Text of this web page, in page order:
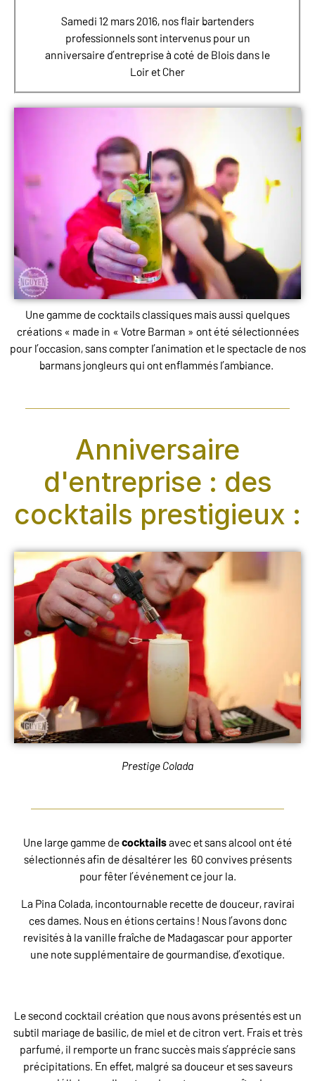
Samedi 12 mars2016, nos flair bartenders
professionnels sont intervenus pour un
anniversaire d’entreprise à coté de Blois dans le
Loir et Cher
Une gamme de cocktails classiques mais aussi quelques
créations « made in « Votre Barman » ontété sélectionnées
pour l’occasion, sans compter l’animation et le spectacle de nos
barmans jongleurs qui ont enflammés l’ambiance.
Anniversaire
d'entreprise : des
cocktails prestigieux :
Prestige Colada
Une large gamme decocktailsavec et sans alcool ont été
sélectionnés afin de désaltérer les 60 convives présents
pour fêter l’événement ce jour la.
La Pina Colada, incontournable recette de douceur, ravirai
ces dames. Nous en étions certains ! Nous l’avons donc
revisités à la vanille fraîche de Madagascar pour apporter
une note supplémentaire de gourmandise, d’exotique.
Le second cocktail création que nous avons présentés est un
subtil mariage de basilic, de miel et de citron vert. Frais et très
parfumé, il remporte un franc succès mais s’apprécie sans
précipitations. En effet, malgré sa douceur et ses saveurs